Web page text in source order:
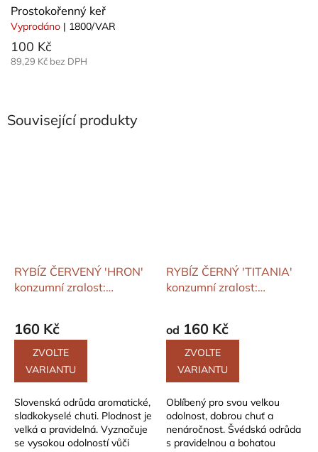
Související produkty
RYBÍZ ČERVENÝ 'HRON'
konzumní zralost:
160 Kč
ZVOLTE
VARIANTU
Slovenská odrůda aromatické,
sladkokyselé chuti. Plodnost je
velká a pravidelná. Vyznačuje
se vysokou odolností vůči
RYBÍZ ČERNÝ 'TITANIA'
konzumní zralost:
od 160 Kč
ZVOLTE
VARIANTU
Oblíbený pro svou velkou
odolnost, dobrou chuť a
nenáročnost. Švédská odrůda
s pravidelnou a bohatou
Prostokořenný keř
Vyprodáno | 1800/VAR
100 Kč
89,29 Kč bez DPH